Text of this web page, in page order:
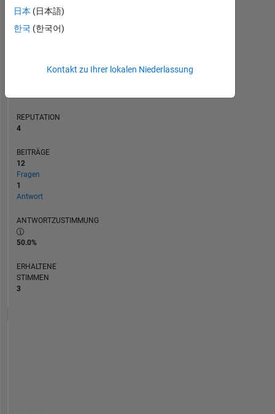
REPUTATION
4
BEITRÄGE
12
Fragen
1
Antwort
ANTWORTZUSTIMMUNG
50.0%
ERHALTENE
STIMMEN
3
日本 (日本語)
한국 (한국어)
Kontakt zu Ihrer lokalen Niederlassung